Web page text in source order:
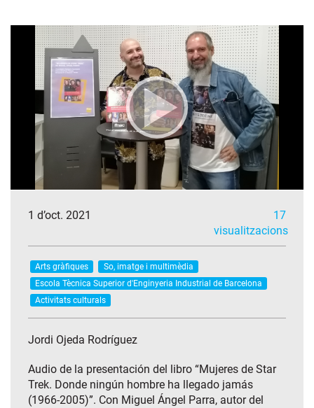
1 d’oct. 2021
17
visualitzacions
Arts gràfiques
So, imatge i multimèdia
Escola Tècnica Superior d'Enginyeria Industrial de Barcelona
Activitats culturals
Jordi Ojeda Rodríguez
Audio de la presentación del libro “Mujeres de Star
Trek. Donde ningún hombre ha llegado jamás
(1966-2005)”. Con Miguel Ángel Parra, autor del